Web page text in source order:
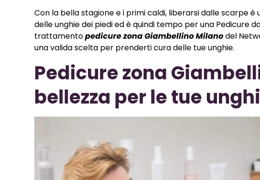
Con la bella stagione e i primi caldi, liberarsi dalle scarpe
delle unghie dei piedi ed è quindi tempo per una Pedicure
trattamentopedicure zona Giambellino Milanodel
una valida scelta per prenderti cura delle tue unghie.
Pedicure zona
bellezza per le tue